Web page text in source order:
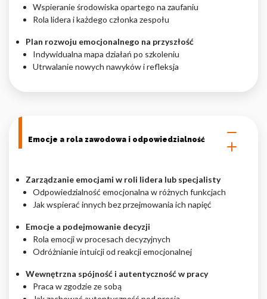
Wspieranie środowiska opartego na zaufaniu
Rola lidera i każdego członka zespołu
Plan rozwoju emocjonalnego na przyszłość
Indywidualna mapa działań po szkoleniu
Utrwalanie nowych nawyków i refleksja
Emocje a rola zawodowa i odpowiedzialność
Zarządzanie emocjami w roli lidera lub specjalisty
Odpowiedzialność emocjonalna w różnych funkcjach
Jak wspierać innych bez przejmowania ich napięć
Emocje a podejmowanie decyzji
Rola emocji w procesach decyzyjnych
Odróżnianie intuicji od reakcji emocjonalnej
Wewnętrzna spójność i autentyczność w pracy
Praca w zgodzie ze sobą